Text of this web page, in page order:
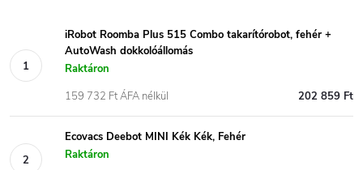
iRobot Roomba Plus 515 Combo takarítórobot, fehér +
AutoWash dokkolóállomás
Raktáron
202 859 Ft
159 732 Ft ÁFA nélkül
Ecovacs Deebot MINI Kék Kék, Fehér
Raktáron